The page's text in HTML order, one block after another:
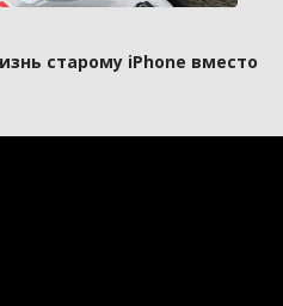
старому iPhone вместо